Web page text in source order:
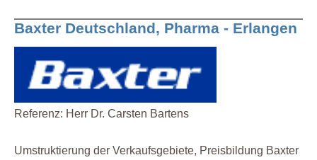
Baxter Deutschland, Pharma - Erlangen
Referenz: Herr Dr. Carsten Bartens
Umstruktierung der Verkaufsgebiete, Preisbildung Baxter